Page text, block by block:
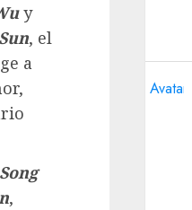
y
, el
a
,
Avatar